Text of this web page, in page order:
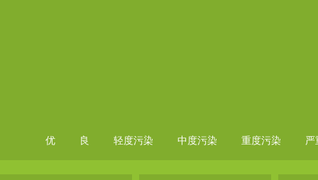
优 良 轻度污染 中度污染 重度污染 严